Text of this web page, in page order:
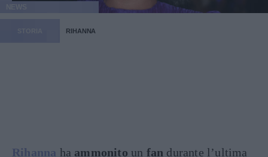
RIHANNA
Rihanna ha ammonito un fan durante l’ultima